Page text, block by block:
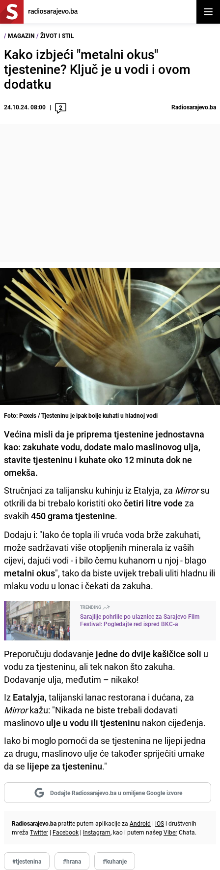
/ MAGAZIN / ŽIVOT I STIL
Kako izbjeći "metalni okus"
tjestenine? Ključ je u vodi i ovom
dodatku
24.10.24. 08:00 2 Radiosarajevo.ba
Foto: Pexels / Tjesteninu je ipak bolje kuhati u hladnoj vodi
Većina misli da je priprema tjestenine jednostavna
kao: zakuhate vodu, dodate malo maslinovog ulja,
stavite tjesteninu i kuhate oko 12 minuta dok ne
omekša.
Stručnjaci za talijansku kuhinju iz Etalyja, za Mirrorsu
otkrili da bi trebalo koristiti okočetiri litre vode za
svakih 450 grama tjestenine.
Dodaju i: "Iako će topla ili vruća voda brže zakuhati,
može sadržavati više otopljenih minerala iz vaših
cijevi, dajući vodi - i bilo čemu kuhanom u njoj - blago
metalni okus", tako da biste uvijek trebali uliti hladnu ili
mlaku vodu u lonac i čekati da zakuha.
TRENDING
Sarajlije pohrlile po ulaznice za Sarajevo Film
Festival: Pogledajte red ispred BKC-a
Preporučuju dodavanje jedne do dvije kašičice soli u
vodu za tjesteninu, ali tek nakon što zakuha.
Dodavanje ulja, međutim – nikako!
Iz Eatalyja, talijanski lanac restorana i dućana, za
Mirrorkažu: "Nikada ne biste trebali dodavati
maslinovo ulje u vodu ili tjesteninu nakon cijeđenja.
Iako bi moglo pomoći da se tjestenina ne lijepi jedna
za drugu, maslinovo ulje će također spriječiti umake
da se lijepe za tjesteninu."
Dodajte Radiosarajevo.ba u omiljene Google izvore
Radiosarajevo.bapratite putem aplikacije za Android | iOS i društvenih
mreža Twitter | Facebook | Instagram, kao i putem našeg ViberChata.
#tjestenina #hrana #kuhanje